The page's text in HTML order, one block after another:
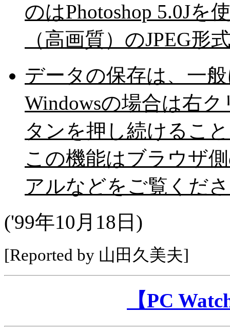
のはPhotoshop 5.0Jを
（高画質）のJPEG形
データの保存は、一
Windowsの場合は右
タンを押し続けるこ
この機能はブラウザ
アルなどをご覧くだ
('99年10月18日)
[Reported by 山田久美夫]
【PC